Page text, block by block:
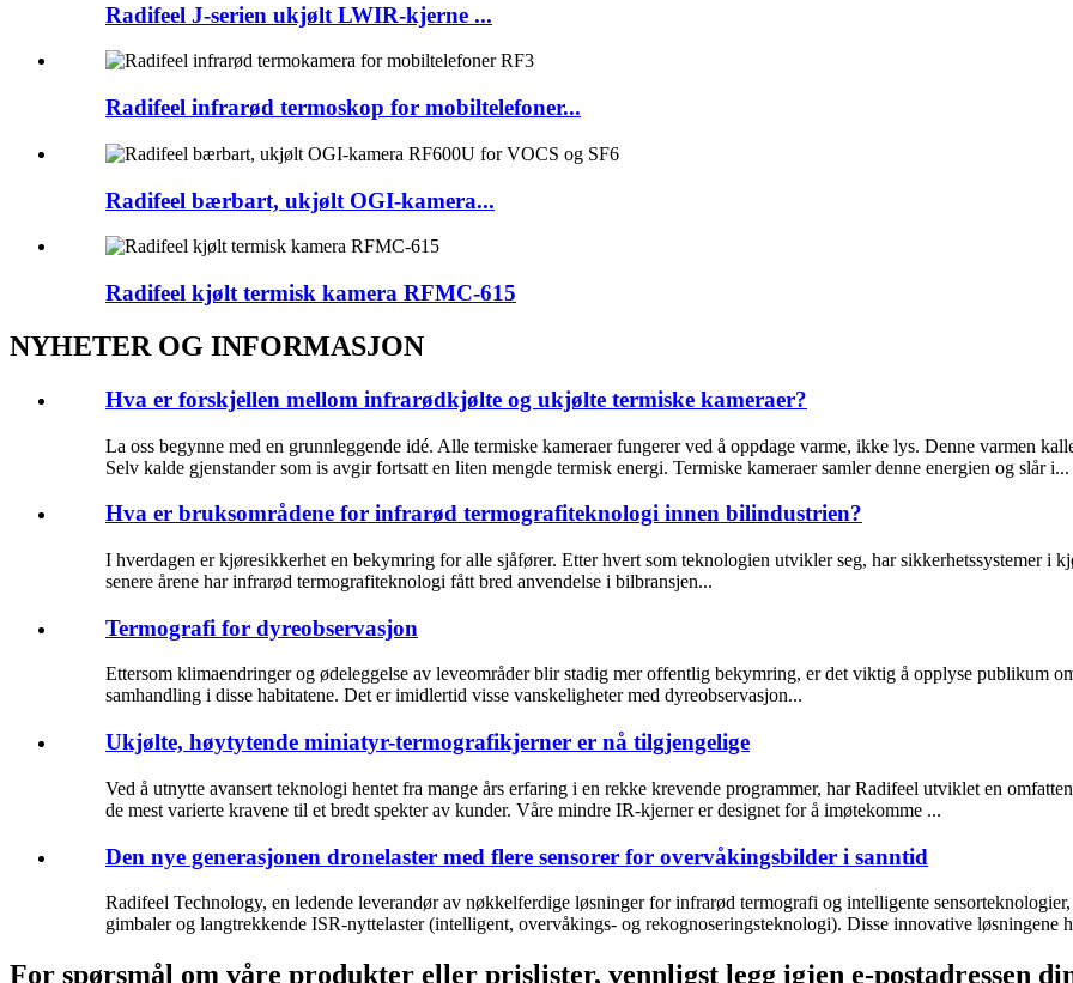
Radifeel J-serien ukjølt LWIR-kjerne ...
Radifeel infrarød termoskop for mobiltelefoner...
Radifeel bærbart, ukjølt OGI-kamera...
Radifeel kjølt termisk kamera RFMC-615
NYHETER OG INFORMASJON
Hva er forskjellen mellom infrarødkjølte og ukjølte termiske kameraer?
La oss begynne med en grunnleggende idé. Alle termiske kameraer fungerer ved å oppdage varme, ikke lys. Denne varmen
Selv kalde gjenstander som is avgir fortsatt en liten mengde termisk energi. Termiske kameraer samler denne energien og slår i...
Hva er bruksområdene for infrarød termografiteknologi innen bilindustrien?
I hverdagen er kjøresikkerhet en bekymring for alle sjåfører. Etter hvert som teknologien utvikler seg, har sikkerhetssystemer
senere årene har infrarød termografiteknologi fått bred anvendelse i bilbransjen...
Termografi for dyreobservasjon
Ettersom klimaendringer og ødeleggelse av leveområder blir stadig mer offentlig bekymring, er det viktig å opplyse publikum
samhandling i disse habitatene. Det er imidlertid visse vanskeligheter med dyreobservasjon...
Ukjølte, høytytende miniatyr-termografikjerner er nå tilgjengelige
Ved å utnytte avansert teknologi hentet fra mange års erfaring i en rekke krevende programmer, har Radifeel utviklet en
de mest varierte kravene til et bredt spekter av kunder. Våre mindre IR-kjerner er designet for å imøtekomme ...
Den nye generasjonen dronelaster med flere sensorer for overvåkingsbilder i sanntid
Radifeel Technology, en ledende leverandør av nøkkelferdige løsninger for infrarød termografi og intelligente
gimbaler og langtrekkende ISR-nyttelaster (intelligent, overvåkings- og rekognoseringsteknologi). Disse innovative løsningene
For spørsmål om våre produkter eller prislister, vennligst legg igjen e-postadressen